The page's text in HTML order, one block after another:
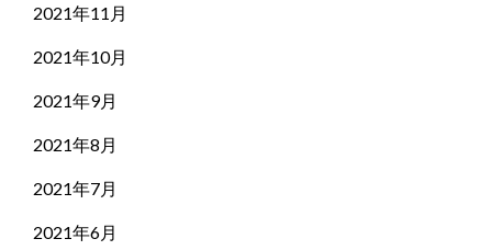
2021年11月
2021年10月
2021年9月
2021年8月
2021年7月
2021年6月